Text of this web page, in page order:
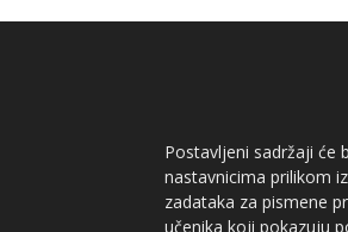
Postavljeni sadržaji će
nastavnicima prilikom
zadataka za pismene
učenika koji pokazuju